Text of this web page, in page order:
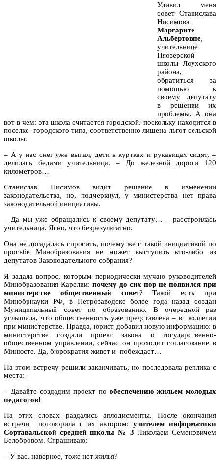
Удивил меня
совет Станислава
Нисимова
Маргарите
Альбертовне,
учительнице
Пяозерской
школы Лоухского
района,
обратиться за
помощью к
своему депутату
в решении их
проблемы. А она
вот в чем: эта школа считается городской, поскольку находится в
поселке городского типа, соответственно лишена льгот сельской
школы.
– А у нас снег уже выпал, дети в куртках и рукавицах сидят, –
делилась бедами учительница. – До железной дороги 120
километров…
Станислав Нисимов видит решение в изменении
законодательства, но, подчеркнул, у министерства нет права
законодательной инициативы.
– Да мы уже обращались к своему депутату… – расстроилась
учительница. Ясно, что безрезультатно.
Она не догадалась спросить, почему же с такой инициативой по
просьбе Минобразования не может выступить кто-либо из
депутатов Законодательного собрания?
Я задала вопрос, которым периодически мучаю руководителей
Минобразования Карелии: почему до сих пор не появился при
министерстве общественный совет? Такой есть при
Минобрнауки РФ, в Петрозаводске более года назад создан
Муниципальный совет по образованию. В очередной раз
услышала, что общественность уже представлена – в коллегии
при министерстве. Правда, юрист добавил новую информацию: в
министерстве создали проект закона о государственно-
общественном управлении, сейчас он проходит согласование в
Минюсте. Да, бюрократия живет и побеждает…
На этом встречу решили заканчивать, но последовала реплика с
места:
– Давайте создадим проект по обеспечению жильем молодых
педагогов!
На этих словах раздались аплодисменты. После окончания
встречи поговорила с их автором: учителем информатики
Сортавальской средней школы № 3Николаем Семеновичем
Белобровом. Спрашиваю:
– У вас, наверное, тоже нет жилья?